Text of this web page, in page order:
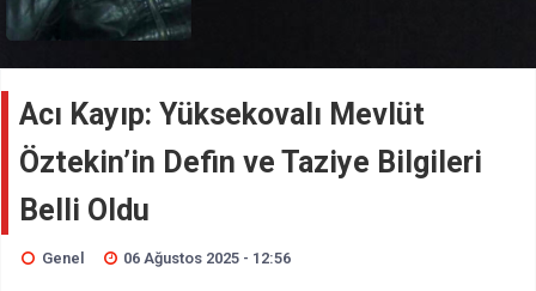
Acı Kayıp: Yüksekovalı Mevlüt
Öztekin’in Defin ve Taziye Bilgileri
Belli Oldu
Genel 06 Ağustos 2025 - 12:56